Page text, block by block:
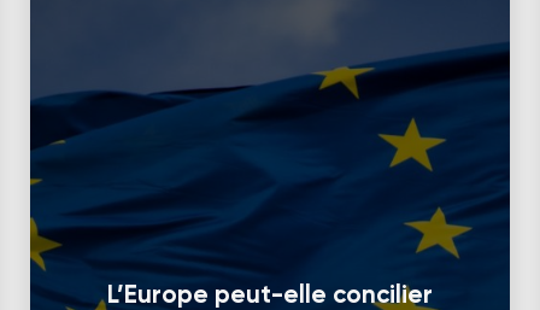
L’Europe peut-elle concilier